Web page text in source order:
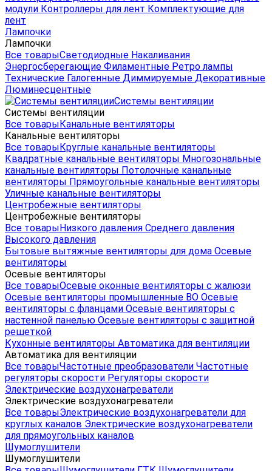
модули Контроллеры для лент Комплектующие для
лент
Лампочки
Лампочки
Все товарыСветодиодные Накаливания
Энергосберегающие Филаментные Ретро лампы
Технические Галогенные Диммируемые Декоративные
Люминесцентные
Системы вентиляции
Системы вентиляции
Все товарыКанальные вентиляторы
Канальные вентиляторы
Все товарыКруглые канальные вентиляторы
Квадратные канальные вентиляторы Многозональные
канальные вентиляторы Потолочные канальные
вентиляторы Прямоугольные канальные вентиляторы
Уличные канальные вентиляторы
Центробежные вентиляторы
Центробежные вентиляторы
Все товарыНизкого давления Среднего давления
Высокого давления
Бытовые вытяжные вентиляторы для дома Осевые
вентиляторы
Осевые вентиляторы
Все товарыОсевые оконные вентиляторы с жалюзи
Осевые вентиляторы промышленные ВО Осевые
вентиляторы с фланцами Осевые вентиляторы с
настенной панелью Осевые вентиляторы с защитной
решеткой
Кухонные вентиляторы Автоматика для вентиляции
Автоматика для вентиляции
Все товарыЧастотные преобразователи Частотные
регуляторы скорости Регуляторы скорости
Электрические воздухонагреватели
Электрические воздухонагреватели
Все товарыЭлектрические воздухонагреватели для
круглых каналов Электрические воздухонагреватели
для прямоугольных каналов
Шумоглушители
Шумоглушители